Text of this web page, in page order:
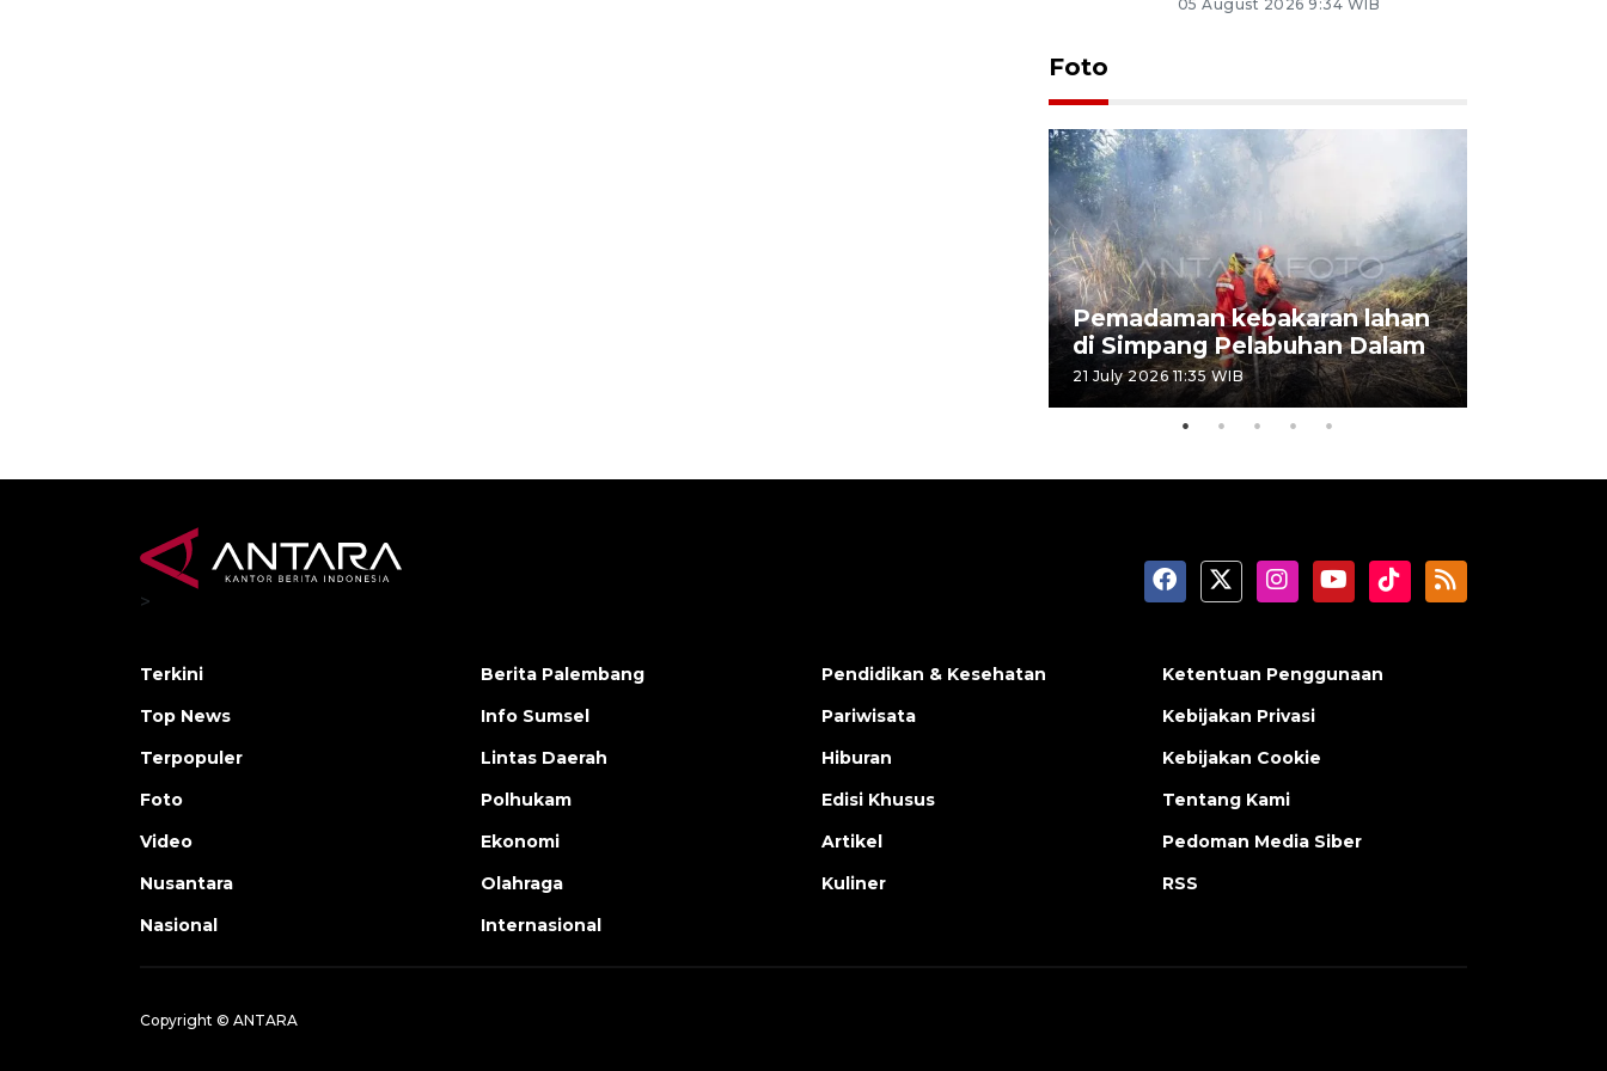
05 August 2026 9:34 WIB
Foto
Pemadaman kebakaran lahan
di Simpang Pelabuhan Dalam
21 July 2026 11:35 WIB
>
Terkini
Top News
Terpopuler
Foto
Video
Nusantara
Nasional
Berita Palembang
Info Sumsel
Lintas Daerah
Polhukam
Ekonomi
Olahraga
Internasional
Pendidikan & Kesehatan
Pariwisata
Hiburan
Edisi Khusus
Artikel
Kuliner
Ketentuan Penggunaan
Kebijakan Privasi
Kebijakan Cookie
Tentang Kami
Pedoman Media Siber
RSS
Copyright © ANTARA